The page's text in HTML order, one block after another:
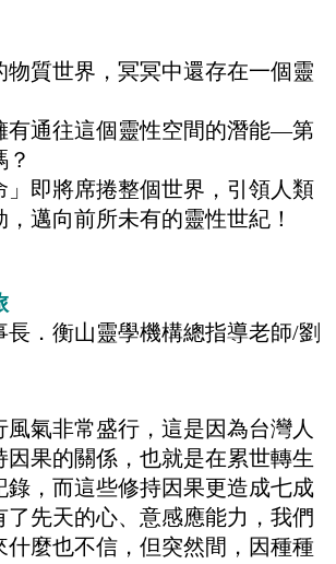
物質世界，冥冥中還存在一個靈
有通往這個靈性空間的潛能—第
」即將席捲整個世界，引領人類
邁向前所未有的靈性世紀！
長．衡山靈學機構總指導老師/劉
風氣非常盛行，這是因為台灣人
因果的關係，也就是在累世轉生
錄，而這些修持因果更造成七成
了先天的心、意感應能力，我們
什麼也不信，但突然間，因種種
249